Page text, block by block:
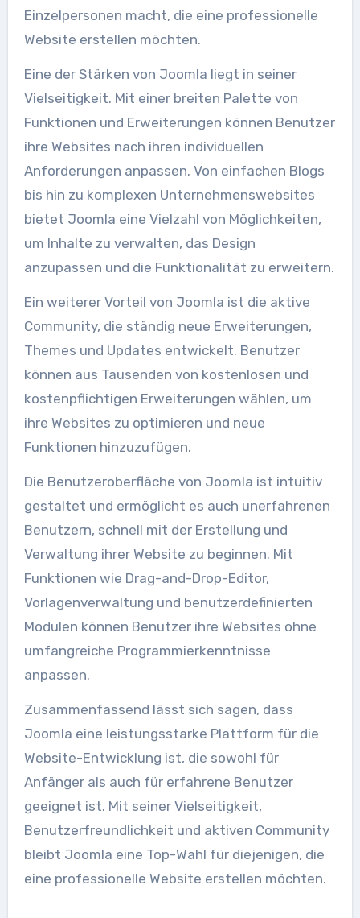
Einzelpersonen macht, die eine professionelle
Website erstellen möchten.
Eine der Stärken von Joomla liegt in seiner
Vielseitigkeit. Mit einer breiten Palette von
Funktionen und Erweiterungen können Benutzer
ihre Websites nach ihren individuellen
Anforderungen anpassen. Von einfachen Blogs
bis hin zu komplexen Unternehmenswebsites
bietet Joomla eine Vielzahl von Möglichkeiten,
um Inhalte zu verwalten, das Design
anzupassen und die Funktionalität zu erweitern.
Ein weiterer Vorteil von Joomla ist die aktive
Community, die ständig neue Erweiterungen,
Themes und Updates entwickelt. Benutzer
können aus Tausenden von kostenlosen und
kostenpflichtigen Erweiterungen wählen, um
ihre Websites zu optimieren und neue
Funktionen hinzuzufügen.
Die Benutzeroberfläche von Joomla ist intuitiv
gestaltet und ermöglicht es auch unerfahrenen
Benutzern, schnell mit der Erstellung und
Verwaltung ihrer Website zu beginnen. Mit
Funktionen wie Drag-and-Drop-Editor,
Vorlagenverwaltung und benutzerdefinierten
Modulen können Benutzer ihre Websites ohne
umfangreiche Programmierkenntnisse
anpassen.
Zusammenfassend lässt sich sagen, dass
Joomla eine leistungsstarke Plattform für die
Website-Entwicklung ist, die sowohl für
Anfänger als auch für erfahrene Benutzer
geeignet ist. Mit seiner Vielseitigkeit,
Benutzerfreundlichkeit und aktiven Community
bleibt Joomla eine Top-Wahl für diejenigen, die
eine professionelle Website erstellen möchten.